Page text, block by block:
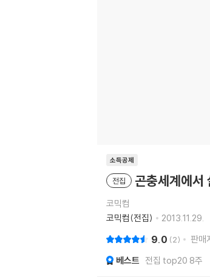
소득공제
전집 곤충세계에
코믹컴
코믹컴(전집)
2013.11.29.
9.0 2 판매
베스트 전집 top20 8주